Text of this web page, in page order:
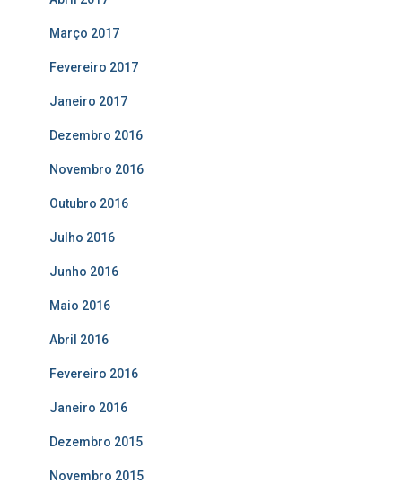
Março 2017
Fevereiro 2017
Janeiro 2017
Dezembro 2016
Novembro 2016
Outubro 2016
Julho 2016
Junho 2016
Maio 2016
Abril 2016
Fevereiro 2016
Janeiro 2016
Dezembro 2015
Novembro 2015